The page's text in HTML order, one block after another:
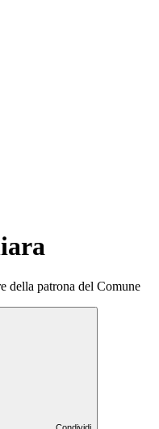
della patrona del Comune